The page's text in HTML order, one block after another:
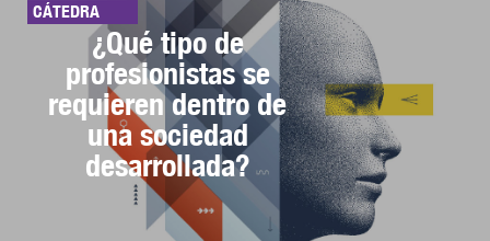
CÁTEDRA
¿Qué tipo de
profesionistas se
requieren dentro de
una sociedad
desarrollada?